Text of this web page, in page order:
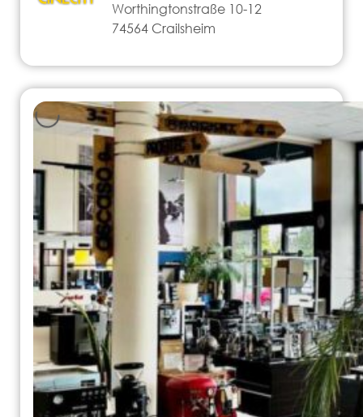
Worthingtonstraße 10-12
74564 Crailsheim